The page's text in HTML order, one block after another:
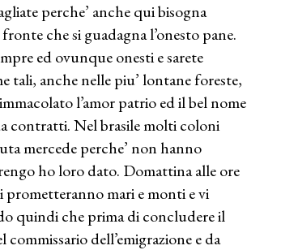
perche’ anche qui bisogna
che si guadagna l’onesto pane.
ed ovunque onesti e sarete
tali, anche nelle piu’ lontane foreste,
l’amor patrio ed il bel nome
contratti. Nel brasile molti coloni
mercede perche’ non hanno
ho loro dato. Domattina alle ore
mari e monti e vi
quindi che prima di concludere il
dell’emigrazione e da